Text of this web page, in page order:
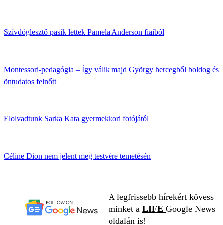
Szívdöglesztő pasik lettek Pamela Anderson fiaiból
Montessori-pedagógia – Így válik majd György hercegből boldog és
öntudatos felnőtt
Elolvadtunk Sarka Kata gyermekkori fotójától
Céline Dion nem jelent meg testvére temetésén
A legfrissebb hírekért kövess
minket a LIFE Google News
oldalán is!